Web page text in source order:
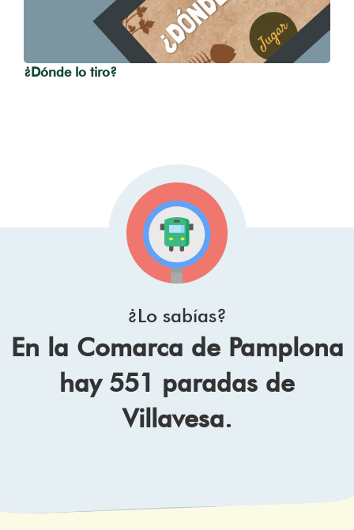
¿Dónde lo tiro?
¿Lo sabías?
En la Comarca de Pamplona
hay 551 paradas de
Villavesa.